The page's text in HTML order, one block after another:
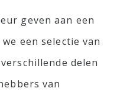
geven aan een
een selectie van
delen
van